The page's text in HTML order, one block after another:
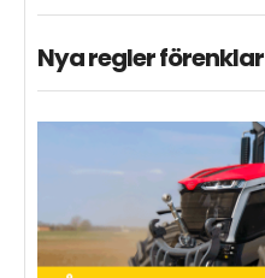
Nya regler förenklar